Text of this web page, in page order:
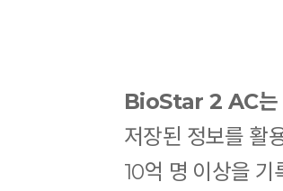
BioStar 2 AC는
저장된 정보를 활
10억 명 이상을